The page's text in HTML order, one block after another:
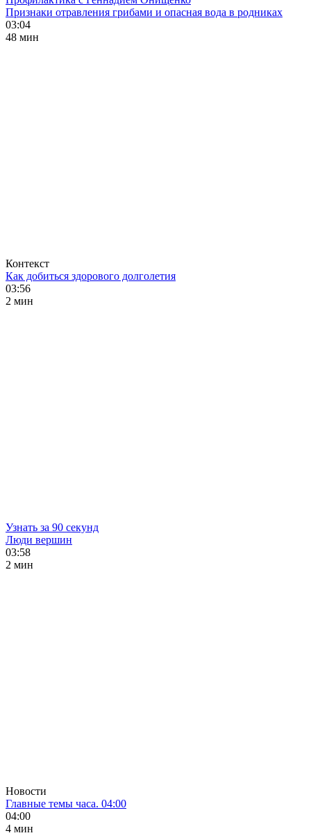
Признаки отравления грибами и опасная вода в родниках
03:04
48 мин
Контекст
Как добиться здорового долголетия
03:56
2 мин
Узнать за 90 секунд
Люди вершин
03:58
2 мин
Новости
Главные темы часа. 04:00
04:00
4 мин